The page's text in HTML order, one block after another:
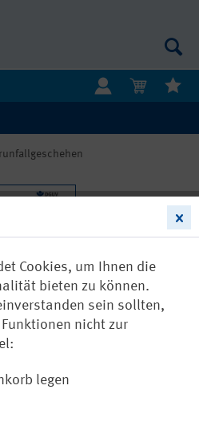
Cookies, um Ihnen die
bieten zu können.
sein sollten,
nicht zur
legen